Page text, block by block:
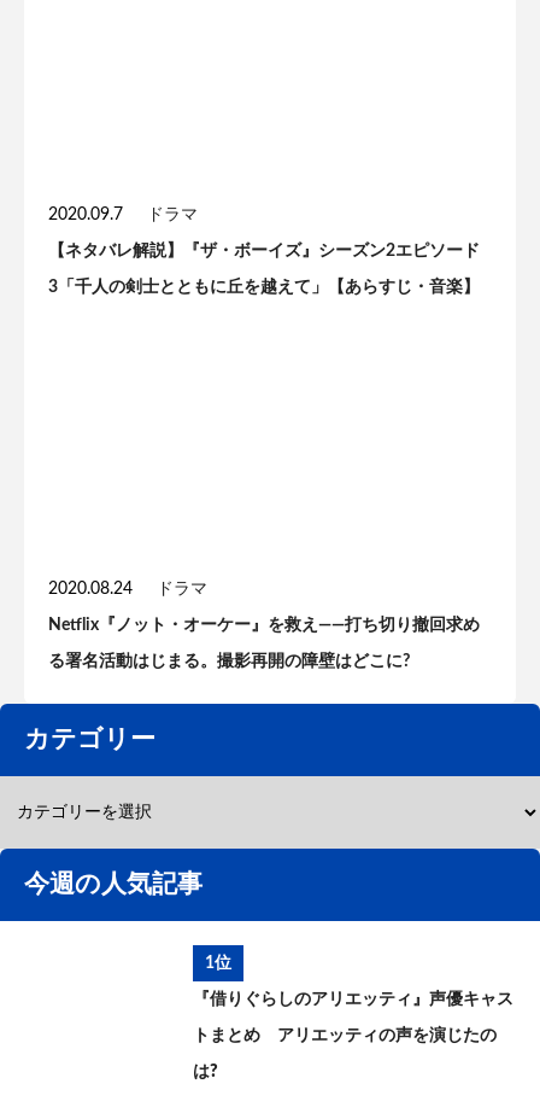
2020.09.7 ドラマ
【ネタバレ解説】『ザ・ボーイズ』シーズン2エピソード
3「千人の剣士とともに丘を越えて」【あらすじ・音楽】
2020.08.24 ドラマ
Netflix『ノット・オーケー』を救え——打ち切り撤回求め
る署名活動はじまる。撮影再開の障壁はどこに?
カテゴリー
今週の人気記事
1位
『借りぐらしのアリエッティ』声優キャス
トまとめ アリエッティの声を演じたの
は?